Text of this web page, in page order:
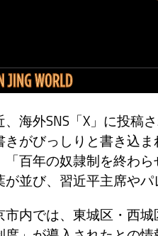
海外SNS「X」に投稿
きがびっしりと書き込
「百年の奴隷制を終わ
が並び、習近平主席や
内では、東城区・西